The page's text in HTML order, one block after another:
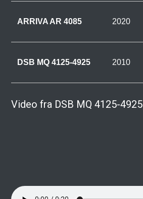
ARRIVA AR 4085 2020
DSB MQ 4125-4925 2010
Video fra DSB MQ 4125-4925